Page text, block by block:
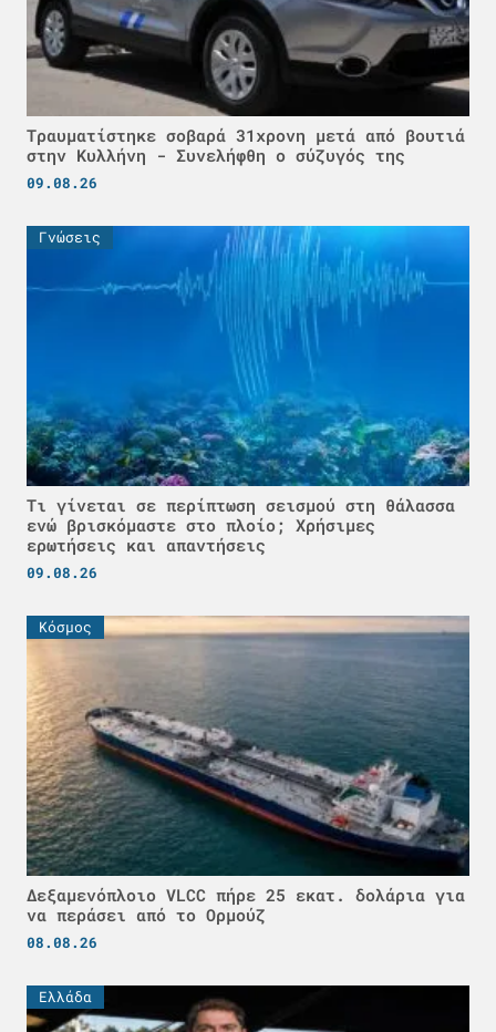
Τραυματίστηκε σοβαρά 31χρονη μετά από βουτιά
στην Κυλλήνη - Συνελήφθη ο σύζυγός της
09.08.26
Γνώσεις
Τι γίνεται σε περίπτωση σεισμού στη θάλασσα
ενώ βρισκόμαστε στο πλοίο; Χρήσιμες
ερωτήσεις και απαντήσεις
09.08.26
Κόσμος
Δεξαμενόπλοιο VLCC πήρε 25 εκατ. δολάρια για
να περάσει από το Ορμούζ
08.08.26
Ελλάδα